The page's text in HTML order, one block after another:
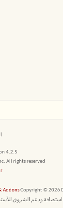
4.2.5
All rights reserved.
AddonsCopyright © 2026
استضافة ودعم الشروق